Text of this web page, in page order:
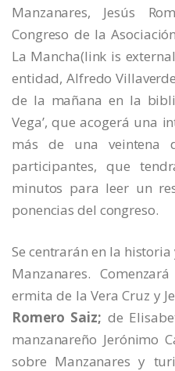
Manzanares, Jesús
Congreso de la
La Mancha(link is
entidad, Alfredo
de la mañana en la
Vega’, que acogerá una
más de una veintena
participantes, que
minutos para leer un
ponencias del congreso.
Se centrarán en la
Manzanares.
ermita de la Vera Cruz y
Romero Saiz; de
manzanareño Jerónimo
sobre Manzanares y